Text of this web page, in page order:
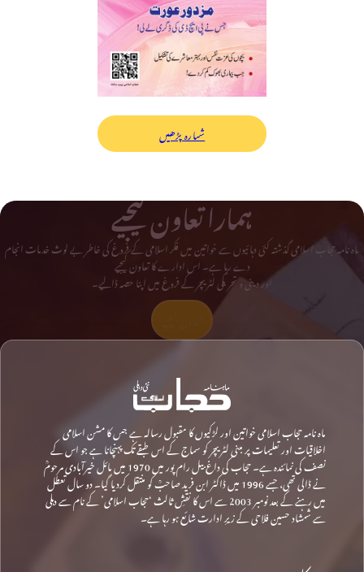
شمارہ پڑھیں
ہمارا تعاون کیجیے
ماہ نامہ حجاب اسلامی گذشتہ کئی دہائیوں سے خواتین میں فکر اسلامی کے فروغ کی خاطر بے لوث خدمات انجام
دے رہا ہے۔ اس ادارے کا تعاون کیجیے
اور دینی و تحریکی لٹریچر کے فروغ میں اپنا حصہ ڈالیے۔
ماہ نامہ حجاب اسلامی خواتین اور لڑکیوں کا مقبول رسالہ ہے جس کا مشن اسلامی
اخلاقیات اور تعلیمات پر مبنی لٹریچر کو سماج کے اس طبقے تک پہنچانا ہے جو اس کے
نصف کی نمائندہ ہے۔ حجاب کی داغ بیل رام پور میں 1970 میں مائل خیرآبادی مرحومؒ
نے ڈالی تھی، جسے 1996 میں ڈاکٹر ابن فرید صاحبؒ کو منتقل کردیا گیا۔ دو سال تعطل
میں رہنے کے بعد نومبر 2003 سے اس کا نقشِ ثالث ‘حجاب اسلامی’ کے نام سے دہلی
سے شمشاد حسین فلاحی کے زیرِ ادارت شائع ہو رہا ہے۔